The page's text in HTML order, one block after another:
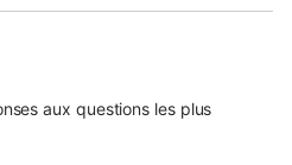
aux questions les plus